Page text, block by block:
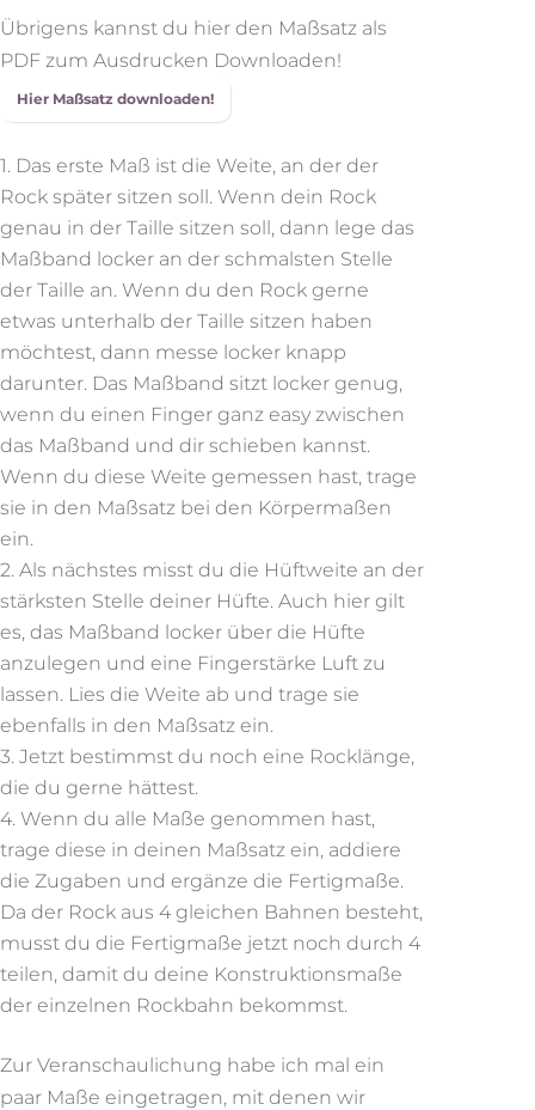
Übrigens kannst du hier den Maßsatz als
PDF zum Ausdrucken Downloaden!
Hier Maßsatz downloaden!
Das erste Maß ist die Weite, an der der
Rock später sitzen soll. Wenn dein Rock
genau in der Taille sitzen soll, dann lege das
Maßband locker an der schmalsten Stelle
der Taille an. Wenn du den Rock gerne
etwas unterhalb der Taille sitzen haben
möchtest, dann messe locker knapp
darunter. Das Maßband sitzt locker genug,
wenn du einen Finger ganz easy zwischen
das Maßband und dir schieben kannst.
Wenn du diese Weite gemessen hast, trage
sie in den Maßsatz bei den Körpermaßen
ein.
Als nächstes misst du die Hüftweite an der
stärksten Stelle deiner Hüfte. Auch hier gilt
es, das Maßband locker über die Hüfte
anzulegen und eine Fingerstärke Luft zu
lassen. Lies die Weite ab und trage sie
ebenfalls in den Maßsatz ein.
Jetzt bestimmst du noch eine Rocklänge,
die du gerne hättest.
Wenn du alle Maße genommen hast,
trage diese in deinen Maßsatz ein, addiere
die Zugaben und ergänze die Fertigmaße.
Da der Rock aus 4 gleichen Bahnen besteht,
musst du die Fertigmaße jetzt noch durch 4
teilen, damit du deine Konstruktionsmaße
der einzelnen Rockbahn bekommst.
Zur Veranschaulichung habe ich mal ein
paar Maße eingetragen, mit denen wir